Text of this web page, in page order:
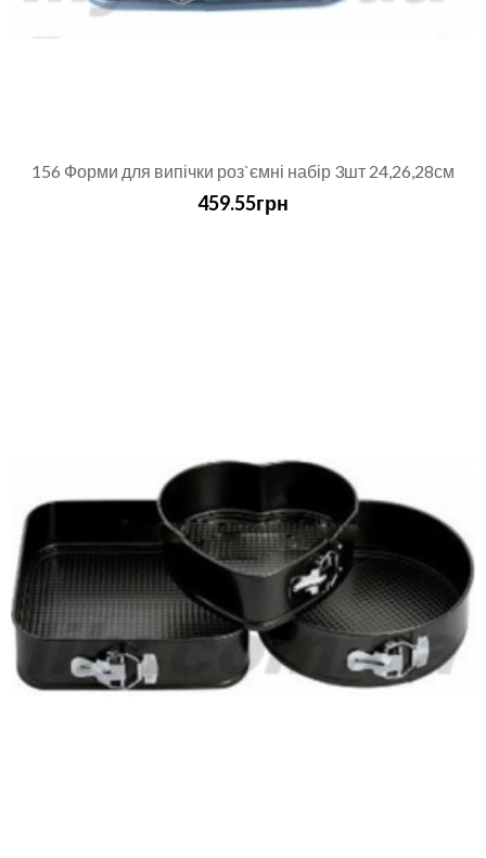
156 Форми для випічки роз`ємні набір 3шт 24,26,28см
459.55грн